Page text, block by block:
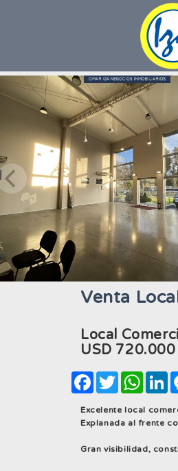
Venta
Local
USD 720.000
Facebook
Twitter
Excelente local
Explanada al frente
Gran visibilidad,